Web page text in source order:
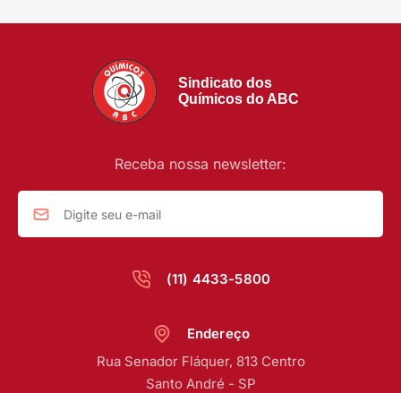
Sindicato dos
Químicos do ABC
(11) 4433-5800
Receba nossa newsletter:
Endereço
Rua Senador Fláquer, 813 Centro
Santo André - SP